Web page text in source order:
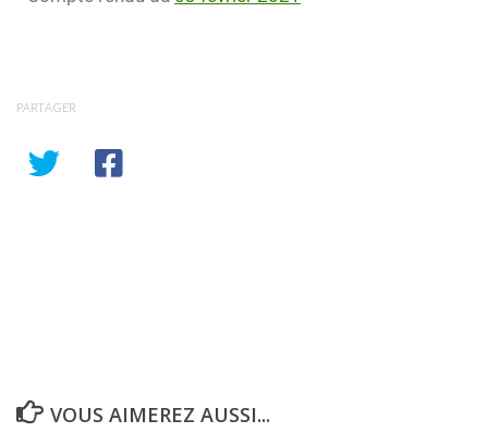
PARTAGER
VOUS AIMEREZ AUSSI...